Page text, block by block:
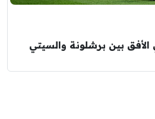
بين برشلونة والسيتي